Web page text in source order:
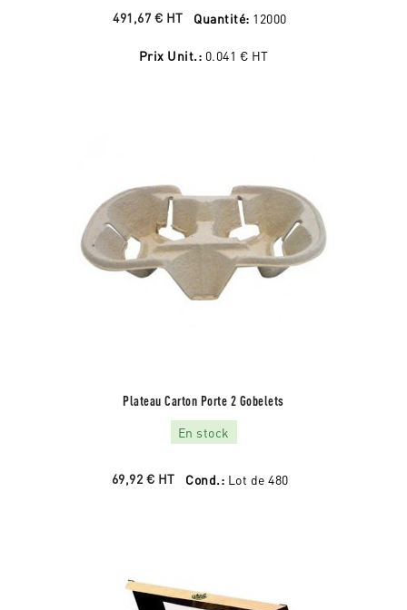
491,67 € HT Quantité: 12000
Prix Unit.: 0.041 € HT
Plateau Carton Porte 2 Gobelets
En stock
69,92 € HT Cond.: Lot de 480